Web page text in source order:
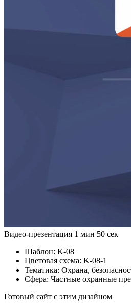
Видео-презентация 1 мин 50 сек
Шаблон: K-08
Цветовая схема: K-08-1
Тематика: Охрана,
Сфера: Частные охранные
Готовый сайт с этим дизайном